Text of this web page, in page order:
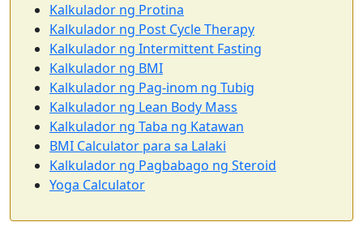
Kalkulador ng Protina
Kalkulador ng Post Cycle Therapy
Kalkulador ng Intermittent Fasting
Kalkulador ng BMI
Kalkulador ng Pag-inom ng Tubig
Kalkulador ng Lean Body Mass
Kalkulador ng Taba ng Katawan
BMI Calculator para sa Lalaki
Kalkulador ng Pagbabago ng Steroid
Yoga Calculator